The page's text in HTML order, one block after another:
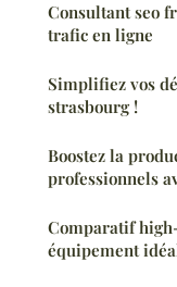
Consultant seo
trafic en ligne
Simplifiez vos
strasbourg !
Boostez la
professionnels
Comparatif
équipement